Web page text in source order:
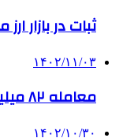
ثبات در بازار
۱۴۰۲/۱۱/۰۳
معامله ۸۲ میلیون دلار در بازار ارز تجاری
۱۴۰۲/۱۰/۳۰